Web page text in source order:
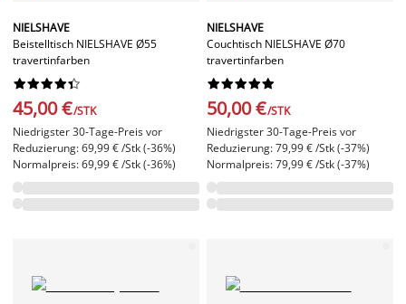
NIELSHAVE
Beistelltisch NIELSHAVE Ø55
travertinfarben






45,00 €/STK
Niedrigster 30-Tage-Preis vor
Reduzierung: 69,99 € /Stk (-36%)
Normalpreis: 69,99 € /Stk (-36%)
NIELSHAVE
Couchtisch NIELSHAVE Ø70
travertinfarben






50,00 €/STK
Niedrigster 30-Tage-Preis vor
Reduzierung: 79,99 € /Stk (-37%)
Normalpreis: 79,99 € /Stk (-37%)